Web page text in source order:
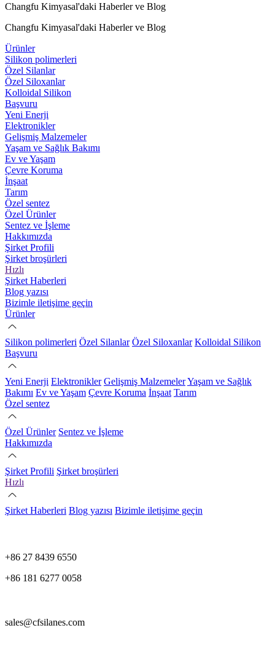
Changfu Kimyasal'daki Haberler ve Blog
Changfu Kimyasal'daki Haberler ve Blog
Ürünler
Silikon polimerleri
Özel Silanlar
Özel Siloxanlar
Kolloidal Silikon
Başvuru
Yeni Enerji
Elektronikler
Gelişmiş Malzemeler
Yaşam ve Sağlık Bakımı
Ev ve Yaşam
Çevre Koruma
İnşaat
Tarım
Özel sentez
Özel Ürünler
Sentez ve İşleme
Hakkımızda
Şirket Profili
Şirket broşürleri
Hızlı
Şirket Haberleri
Blog yazısı
Bizimle iletişime geçin
Ürünler
Silikon polimerleri Özel Silanlar Özel Siloxanlar Kolloidal Silikon
Başvuru
Yeni Enerji Elektronikler Gelişmiş MalzemelerYaşam ve Sağlık
Bakımı Ev ve Yaşam Çevre Koruma İnşaat Tarım
Özel sentez
Özel Ürünler Sentez ve İşleme
Hakkımızda
Şirket Profili Şirket broşürleri
Hızlı
Şirket Haberleri Blog yazısı Bizimle iletişime geçin
+86 27 8439 6550
+86 181 6277 0058
sales@cfsilanes.com